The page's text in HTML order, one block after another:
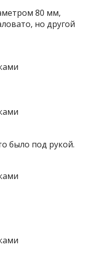
80 мм,
но другой
было под рукой.